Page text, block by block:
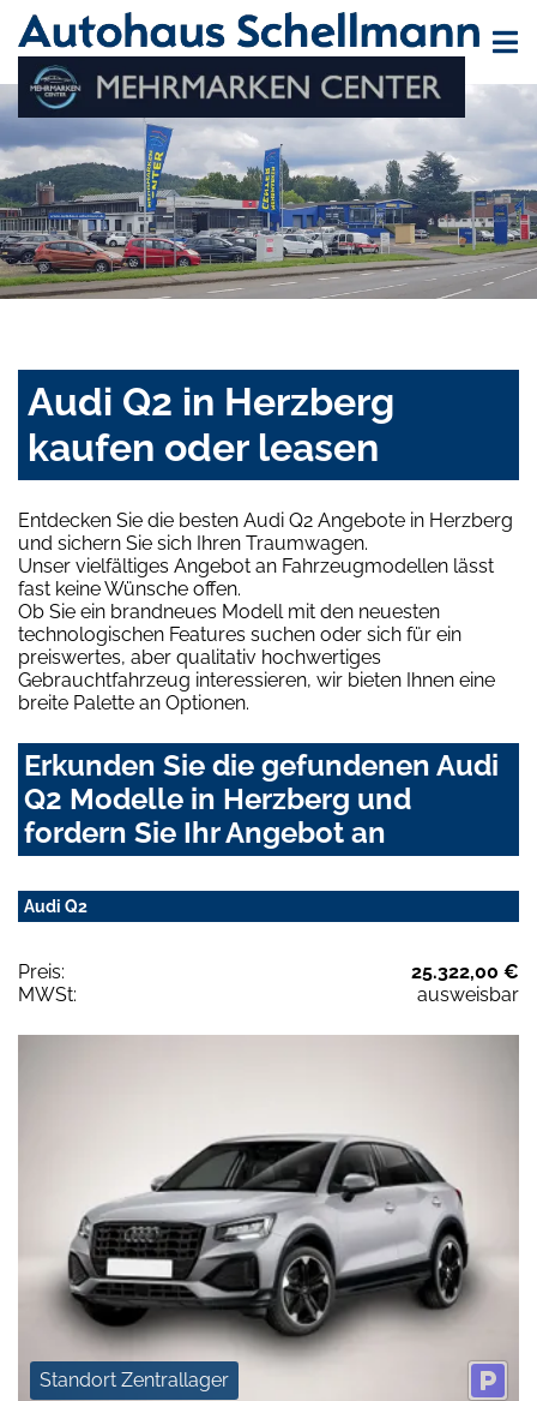
Audi Q2 in Herzberg
kaufen oder leasen
Entdecken Sie die besten Audi Q2 Angebote in Herzberg
und sichern Sie sich Ihren Traumwagen.
Unser vielfältiges Angebot an Fahrzeugmodellen lässt
fast keine Wünsche offen.
Ob Sie ein brandneues Modell mit den neuesten
technologischen Features suchen oder sich für ein
preiswertes, aber qualitativ hochwertiges
Gebrauchtfahrzeug interessieren, wir bieten Ihnen eine
breite Palette an Optionen.
Erkunden Sie die gefundenen Audi
Q2 Modelle in Herzberg und
fordern Sie Ihr Angebot an
Audi Q2
Preis:
25.322,00 €
MWSt:
ausweisbar
Standort Zentrallager